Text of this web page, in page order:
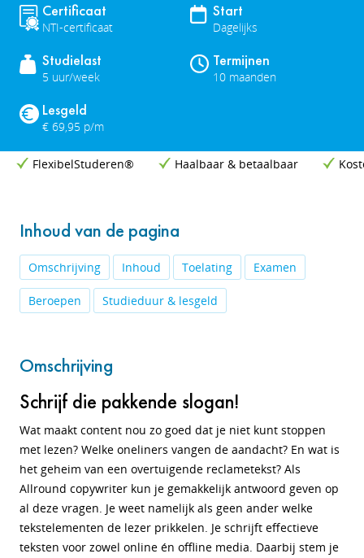
Certificaat
NTI-certificaat
Start
Dagelijks
Studielast
5 uur/week
Termijnen
10 maanden
Lesgeld
€ 69,95 p/m
FlexibelStuderen® Haalbaar & betaalbaar
Inhoud van de pagina
Omschrijving Inhoud Toelating Examen
Beroepen Studieduur & lesgeld
Omschrijving
Schrijf die pakkende slogan!
Wat maakt content nou zo goed dat je niet kunt stoppen
met lezen? Welke oneliners vangen de aandacht? En wat is
het geheim van een overtuigende reclametekst? Als
Allround copywriter kun je gemakkelijk antwoord geven op
al deze vragen. Je weet namelijk als geen ander welke
tekstelementen de lezer prikkelen. Je schrijft effectieve
teksten voor zowel online én offline media. Daarbij stem je